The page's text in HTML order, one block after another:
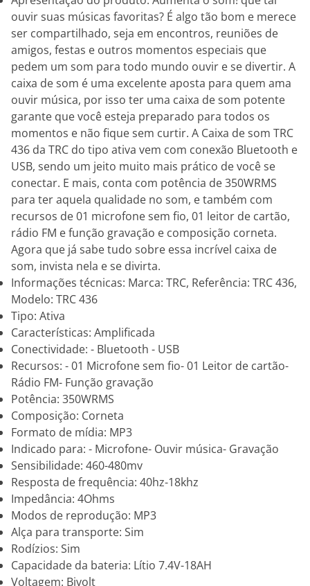
ouvir suas músicas favoritas? É algo tão bom e merece
ser compartilhado, seja em encontros, reuniões de
amigos, festas e outros momentos especiais que
pedem um som para todo mundo ouvir e se divertir. A
caixa de som é uma excelente aposta para quem ama
ouvir música, por isso ter uma caixa de som potente
garante que você esteja preparado para todos os
momentos e não fique sem curtir. A Caixa de som TRC
436 da TRC do tipo ativa vem com conexão Bluetooth e
USB, sendo um jeito muito mais prático de você se
conectar. E mais, conta com potência de 350WRMS
para ter aquela qualidade no som, e também com
recursos de 01 microfone sem fio, 01 leitor de cartão,
rádio FM e função gravação e composição corneta.
Agora que já sabe tudo sobre essa incrível caixa de
som, invista nela e se divirta.
Informações técnicas: Marca: TRC, Referência: TRC 436,
Modelo: TRC 436
Tipo: Ativa
Características: Amplificada
Conectividade: - Bluetooth - USB
Recursos: - 01 Microfone sem fio- 01 Leitor de cartão-
Rádio FM- Função gravação
Potência: 350WRMS
Composição: Corneta
Formato de mídia: MP3
Indicado para: - Microfone- Ouvir música- Gravação
Sensibilidade: 460-480mv
Resposta de frequência: 40hz-18khz
Impedância: 4Ohms
Modos de reprodução: MP3
Alça para transporte: Sim
Rodízios: Sim
Capacidade da bateria: Lítio 7.4V-18AH
Voltagem: Bivolt